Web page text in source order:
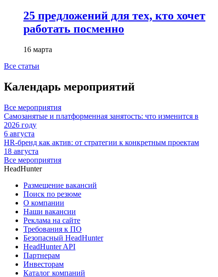
25 предложений для тех, кто хочет
работать посменно
16 марта
Все статьи
Календарь мероприятий
Все мероприятия
Самозанятые и платформенная занятость: что изменится в
2026 году
6 августа
HR-бренд как актив: от стратегии к конкретным проектам
18 августа
Все мероприятия
HeadHunter
Размещение вакансий
Поиск по резюме
О компании
Наши вакансии
Реклама на сайте
Требования к ПО
Безопасный HeadHunter
HeadHunter API
Партнерам
Инвесторам
Каталог компаний